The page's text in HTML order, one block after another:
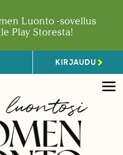
Luonto -sovellus
Play Storesta!
KIRJAUDU